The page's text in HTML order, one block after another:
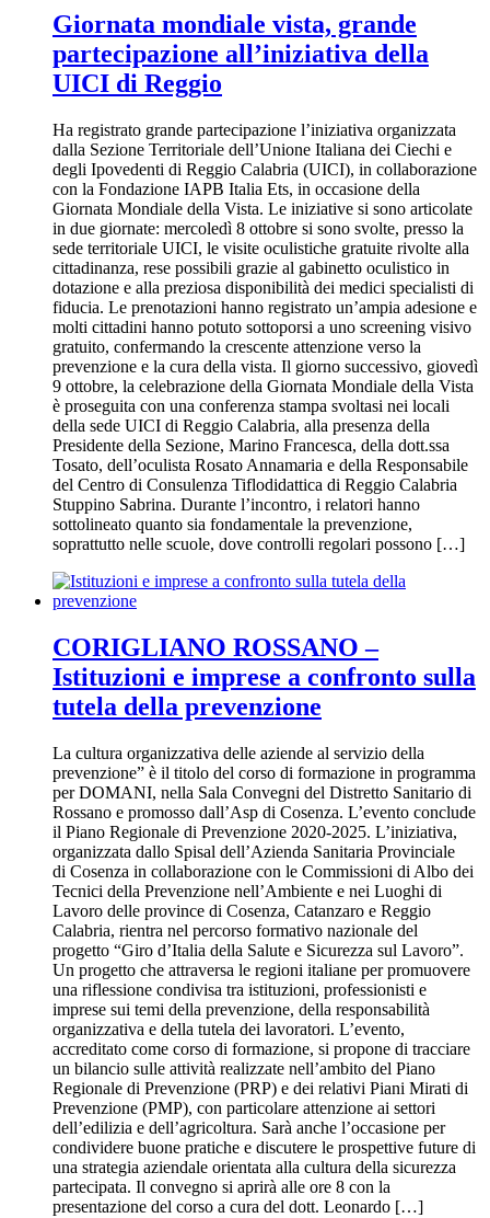
Giornata mondiale vista, grande
partecipazione all’iniziativa della
UICI di Reggio
Ha registrato grande partecipazione l’iniziativa organizzata
dalla Sezione Territoriale dell’Unione Italiana dei Ciechi e
degli Ipovedenti di Reggio Calabria (UICI), in collaborazione
con la Fondazione IAPB Italia Ets, in occasione della
Giornata Mondiale della Vista. Le iniziative si sono articolate
in due giornate: mercoledì 8 ottobre si sono svolte, presso la
sede territoriale UICI, le visite oculistiche gratuite rivolte alla
cittadinanza, rese possibili grazie al gabinetto oculistico in
dotazione e alla preziosa disponibilità dei medici specialisti di
fiducia. Le prenotazioni hanno registrato un’ampia adesione e
molti cittadini hanno potuto sottoporsi a uno screening visivo
gratuito, confermando la crescente attenzione verso la
prevenzione e la cura della vista. Il giorno successivo, giovedì
9 ottobre, la celebrazione della Giornata Mondiale della Vista
è proseguita con una conferenza stampa svoltasi nei locali
della sede UICI di Reggio Calabria, alla presenza della
Presidente della Sezione, Marino Francesca, della dott.ssa
Tosato, dell’oculista Rosato Annamaria e della Responsabile
del Centro di Consulenza Tiflodidattica di Reggio Calabria
Stuppino Sabrina. Durante l’incontro, i relatori hanno
sottolineato quanto sia fondamentale la prevenzione,
soprattutto nelle scuole, dove controlli regolari possono […]
CORIGLIANO ROSSANO –
Istituzioni e imprese a confronto sulla
tutela della prevenzione
La cultura organizzativa delle aziende al servizio della
prevenzione” è il titolo del corso di formazione in programma
per DOMANI, nella Sala Convegni del Distretto Sanitario di
Rossano e promosso dall’Asp di Cosenza. L’evento conclude
il Piano Regionale di Prevenzione 2020-2025. L’iniziativa,
organizzata dallo Spisal dell’Azienda Sanitaria Provinciale
di Cosenza in collaborazione con le Commissioni di Albo dei
Tecnici della Prevenzione nell’Ambiente e nei Luoghi di
Lavoro delle province di Cosenza, Catanzaro e Reggio
Calabria, rientra nel percorso formativo nazionale del
progetto “Giro d’Italia della Salute e Sicurezza sul Lavoro”.
Un progetto che attraversa le regioni italiane per promuovere
una riflessione condivisa tra istituzioni, professionisti e
imprese sui temi della prevenzione, della responsabilità
organizzativa e della tutela dei lavoratori. L’evento,
accreditato come corso di formazione, si propone di tracciare
un bilancio sulle attività realizzate nell’ambito del Piano
Regionale di Prevenzione (PRP) e dei relativi Piani Mirati di
Prevenzione (PMP), con particolare attenzione ai settori
dell’edilizia e dell’agricoltura. Sarà anche l’occasione per
condividere buone pratiche e discutere le prospettive future di
una strategia aziendale orientata alla cultura della sicurezza
partecipata. Il convegno si aprirà alle ore 8 con la
presentazione del corso a cura del dott. Leonardo […]